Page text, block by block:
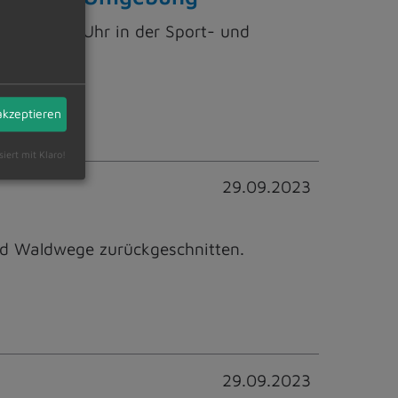
um 19 Uhr in der Sport- und
29.09.2023
Waldwege zurückgeschnitten.
29.09.2023
mit Klaro!